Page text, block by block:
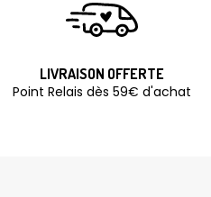
LIVRAISON OFFERTE
Point Relais dès 59€ d'achat